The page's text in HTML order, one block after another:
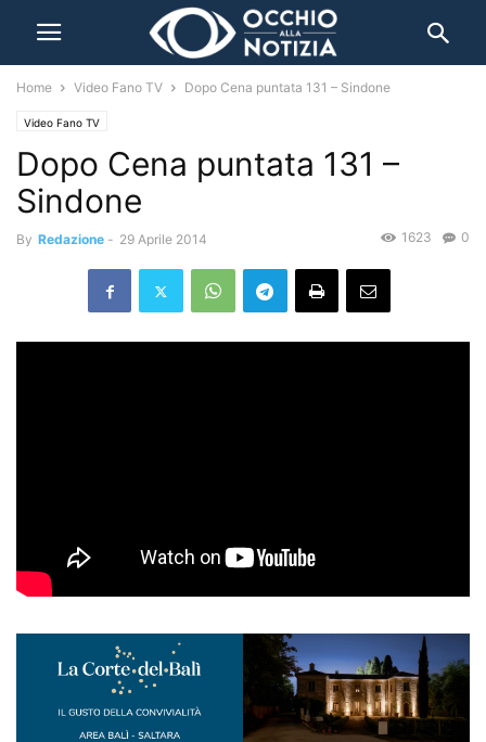
Home Video Fano TV Dopo Cena puntata 131 – Sindone
Video Fano TV
Dopo Cena puntata 131 –
Sindone
By Redazione - 29 Aprile 2014 0
1623